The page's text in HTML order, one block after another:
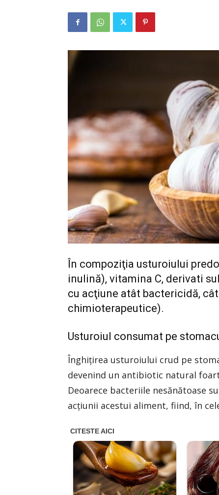
În compoziţia usturoiului
inulină), vitamina C, derivati
cu acţiune atât bactericidă,
chimioterapeutice).
Usturoiul consumat pe
Înghiţirea usturoiului crud pe
devenind un antibiotic natural
Deoarece bacteriile nesănătoase
acţiunii acestui aliment, fiind, în